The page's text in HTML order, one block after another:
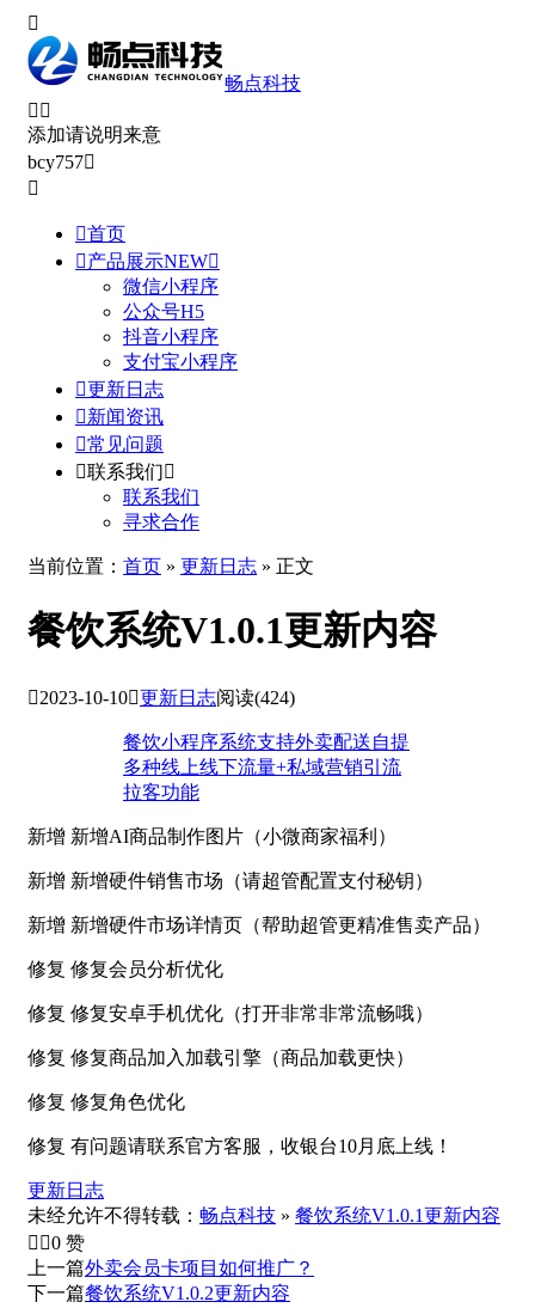

畅点科技
 
添加请说明来意
bcy757

首页
产品展示NEW
微信小程序
公众号H5
抖音小程序
支付宝小程序
更新日志
新闻资讯
常见问题
联系我们
联系我们
寻求合作
当前位置： 首页 » 更新日志 » 正文
餐饮系统V1.0.1更新内容
2023-10-10更新日志阅读(424)
餐饮小程序系统支持外卖配送自提
多种线上线下流量+私域营销引流
拉客功能
新增 新增AI商品制作图片（小微商家福利）
新增 新增硬件销售市场（请超管配置支付秘钥）
新增 新增硬件市场详情页（帮助超管更精准售卖产品）
修复 修复会员分析优化
修复 修复安卓手机优化（打开非常非常流畅哦）
修复 修复商品加入加载引擎（商品加载更快）
修复 修复角色优化
修复 有问题请联系官方客服，收银台10月底上线！
更新日志
未经允许不得转载： 畅点科技 » 餐饮系统V1.0.1更新内容
 0 赞
上一篇外卖会员卡项目如何推广？
下一篇餐饮系统V1.0.2更新内容